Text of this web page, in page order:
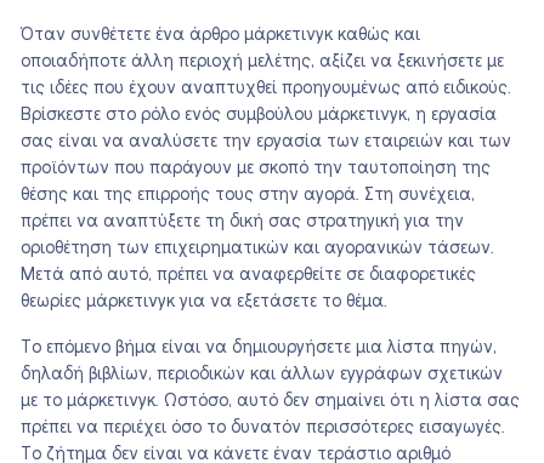
Όταν συνθέτετε ένα άρθρο μάρκετινγκ καθώς και
οποιαδήποτε άλλη περιοχή μελέτης, αξίζει να ξεκινήσετε με
τις ιδέες που έχουν αναπτυχθεί προηγουμένως από ειδικούς.
Βρίσκεστε στο ρόλο ενός συμβούλου μάρκετινγκ, η εργασία
σας είναι να αναλύσετε την εργασία των εταιρειών και των
προϊόντων που παράγουν με σκοπό την ταυτοποίηση της
θέσης και της επιρροής τους στην αγορά. Στη συνέχεια,
πρέπει να αναπτύξετε τη δική σας στρατηγική για την
οριοθέτηση των επιχειρηματικών και αγορανικών τάσεων.
Μετά από αυτό, πρέπει να αναφερθείτε σε διαφορετικές
θεωρίες μάρκετινγκ για να εξετάσετε το θέμα.
Το επόμενο βήμα είναι να δημιουργήσετε μια λίστα πηγών,
δηλαδή βιβλίων, περιοδικών και άλλων εγγράφων σχετικών
με το μάρκετινγκ. Ωστόσο, αυτό δεν σημαίνει ότι η λίστα σας
πρέπει να περιέχει όσο το δυνατόν περισσότερες εισαγωγές.
Το ζήτημα δεν είναι να κάνετε έναν τεράστιο αριθμό